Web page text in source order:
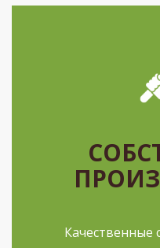
Качественные